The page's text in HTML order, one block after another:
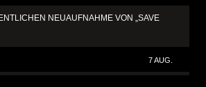
NEUAUFNAHME VON „SAVE
7 AUG.